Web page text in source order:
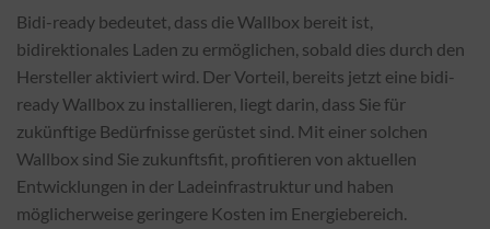
Bidi-ready bedeutet, dass die Wallbox bereit ist,
bidirektionales Laden zu ermöglichen, sobald dies durch den
Hersteller aktiviert wird. Der Vorteil, bereits jetzt eine bidi-
ready Wallbox zu installieren, liegt darin, dass Sie für
zukünftige Bedürfnisse gerüstet sind. Mit einer solchen
Wallbox sind Sie zukunftsfit, profitieren von aktuellen
Entwicklungen in der Ladeinfrastruktur und haben
möglicherweise geringere Kosten im Energiebereich.